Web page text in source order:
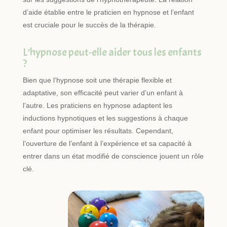
d’aide établie entre le praticien en hypnose et l’enfant
est cruciale pour le succès de la thérapie.
L’hypnose peut-elle aider tous les enfants
?
Bien que l’hypnose soit une thérapie flexible et
adaptative, son efficacité peut varier d’un enfant à
l’autre. Les praticiens en hypnose adaptent les
inductions hypnotiques et les suggestions à chaque
enfant pour optimiser les résultats. Cependant,
l’ouverture de l’enfant à l’expérience et sa capacité à
entrer dans un état modifié de conscience jouent un rôle
clé.